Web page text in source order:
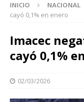
INICIO NACIONAL
cayó 0,1% en enero
Imacec
cayó 0,1%
02/03/2026